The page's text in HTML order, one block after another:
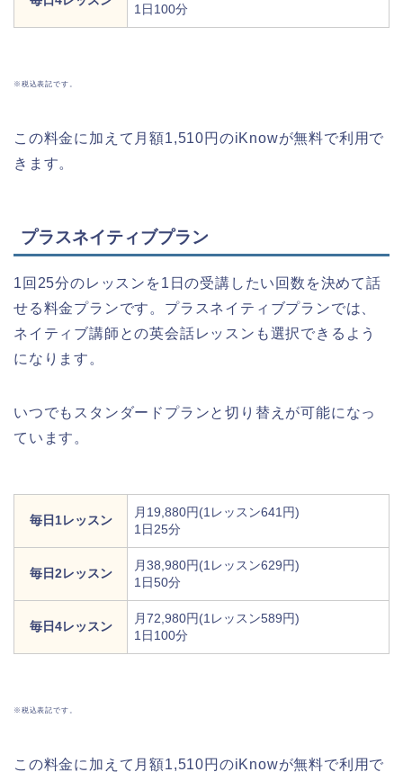
1日100分
※税込表記です。
この料金に加えて月額1,510円のiKnowが無料で利用で
きます。
プラスネイティブプラン
1回25分のレッスンを1日の受講したい回数を決めて話
せる料金プランです。プラスネイティブプランでは、
ネイティブ講師との英会話レッスンも選択できるよう
になります。
いつでもスタンダードプランと切り替えが可能になっ
ています。
毎日1レッスン
月19,880円(1レッスン641円)
1日25分
毎日2レッスン
月38,980円(1レッスン629円)
1日50分
毎日4レッスン
月72,980円(1レッスン589円)
1日100分
※税込表記です。
この料金に加えて月額1,510円のiKnowが無料で利用で